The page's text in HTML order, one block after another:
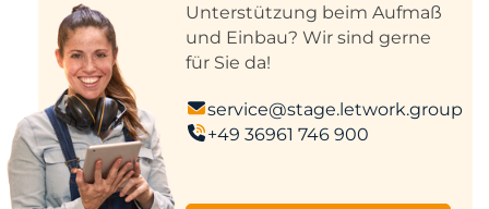
Unterstützung beim Aufmaß
und Einbau? Wir sind gerne
für Sie da!
service@stage.letwork.group
+49 36961 746 900